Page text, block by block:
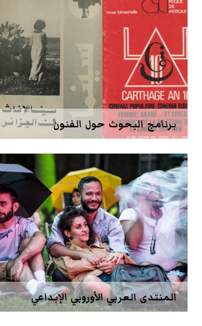
برنامج البحوث حول الفنون
المنتدى العربي الأوروبي الإبداعي